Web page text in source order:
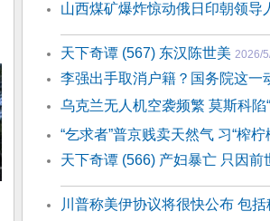
山西煤矿爆炸惊动俄日印朝领导
天下奇谭 (567) 东汉陈世美 2026/
李强出手取消户籍？国务院这一
乌克兰无人机空袭频繁 莫斯科陷
“乞求者”普京贱卖天然气 习“榨柠
天下奇谭 (566) 产妇暴亡 只因前
川普称美伊协议将很快公布 包